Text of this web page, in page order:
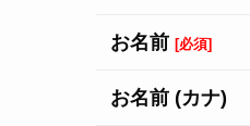
お名前[必須]
お名前 (カナ)